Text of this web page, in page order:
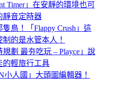
Timer」在安靜的環境也可
靜音定時器
隻鳥！「Flappy Crush」這
制的是水管本人！
規劃 最夯吃玩 – Playce」說
的輕旅行工具
小人國」大頭圖編輯器！